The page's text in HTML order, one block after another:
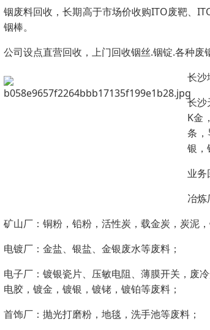
铟废料回收，长期高于市场价收购ITO废靶、
铟棒。
公司设点直营回收，上门回收铟丝.铟锭.各种废
长沙
长沙
K金
条
银，
业务
冶
矿山厂：铜粉，铅粉，活性炭，载金炭，炭泥
电镀厂：金盐、银盐、金银废水等废料；
电子厂：镀银瓷片、压敏电阻、薄膜开关，废
电胶，镀金，镀银，镀铑，镀铂等废料；
首饰厂：抛光打磨粉，地毯，洗手池等废料；